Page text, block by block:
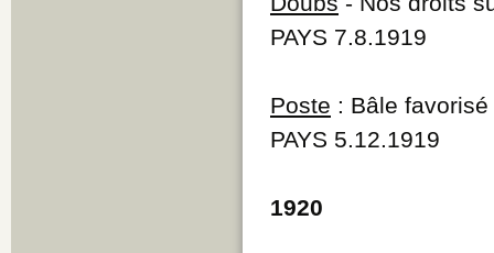
PAYS 7.8.1919
Poste : Bâle
PAYS 5.12.1919
1920